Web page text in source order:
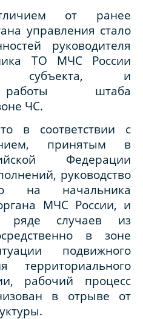
от ранее
управления стало
руководителя
ТО МЧС России
субъекта, и
работы штаба
ЧС.
в соответствии с
принятым в
Федерации
руководство
на начальника
МЧС России, и
ряде случаев из
в зоне
подвижного
территориального
рабочий процесс
в отрыве от